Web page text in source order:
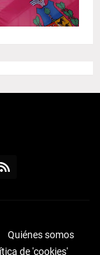
Quiénes somos
de 'cookies'